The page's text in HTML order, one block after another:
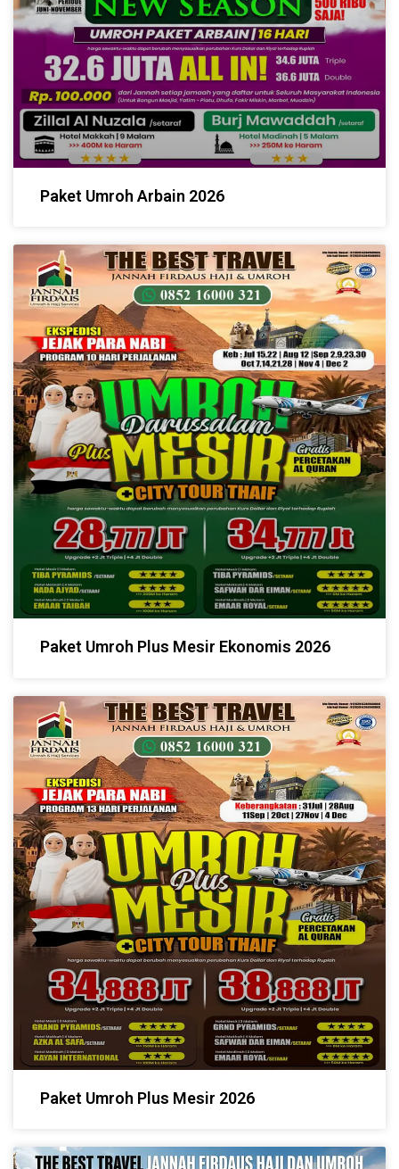
Paket Umroh Arbain 2026
Paket Umroh Plus Mesir Ekonomis 2026
Paket Umroh Plus Mesir 2026